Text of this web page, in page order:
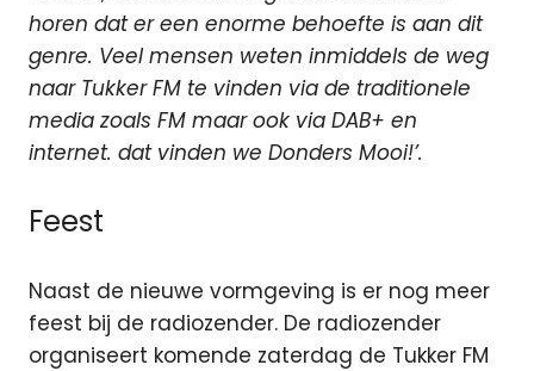
horen dat er een enorme behoefte is aan dit
genre. Veel mensen weten inmiddels de weg
naar Tukker FM te vinden via de traditionele
media zoals FM maar ook via DAB+ en
internet. dat vinden we Donders Mooi!’.
Feest
Naast de nieuwe vormgeving is er nog meer
feest bij de radiozender. De radiozender
organiseert komende zaterdag de Tukker FM